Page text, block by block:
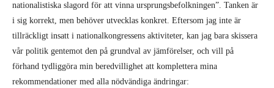
nationalistiska slagord för att vinna ursprungsbefolkningen”. Tanken är
i sig korrekt, men behöver utvecklas konkret. Eftersom jag inte är
tillräckligt insatt i nationalkongressens aktiviteter, kan jag bara skissera
vår politik gentemot den på grundval av jämförelser, och vill på
förhand tydliggöra min beredvillighet att komplettera mina
rekommendationer med alla nödvändiga ändringar: